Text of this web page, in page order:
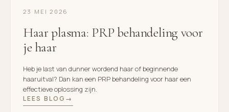
23 MEI 2026
Haar plasma: PRP behandeling voor
je haar
Heb je last van dunner wordend haar of beginnende
haaruitval? Dan kan een PRP behandeling voor haar een
effectieve oplossing zijn.
LEES BLOG